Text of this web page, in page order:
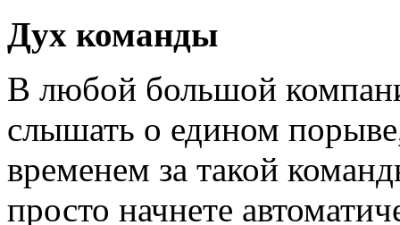
Дух команды
В любой большой
слышать о едином
временем за такой
просто начнете